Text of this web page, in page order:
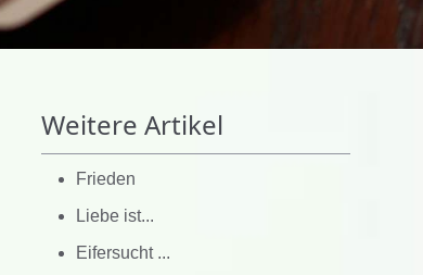
Weitere Artikel
Frieden
Liebe ist...
Eifersucht ...